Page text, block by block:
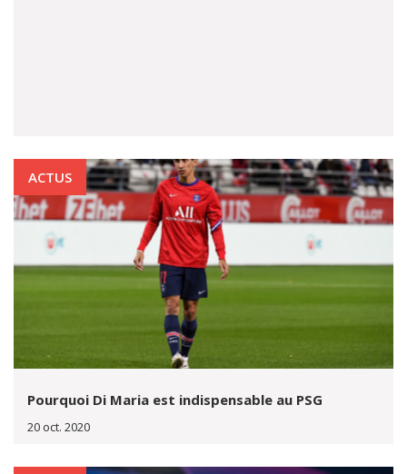
ACTUS
Pourquoi Di Maria est indispensable au PSG
20 oct. 2020